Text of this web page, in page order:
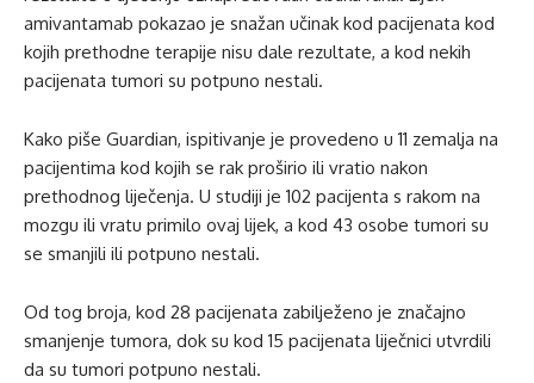
amivantamab pokazao je snažan učinak kod pacijenata kod
kojih prethodne terapije nisu dale rezultate, a kod nekih
pacijenata tumori su potpuno nestali.
Kako piše Guardian, ispitivanje je provedeno u 11 zemalja na
pacijentima kod kojih se rak proširio ili vratio nakon
prethodnog liječenja. U studiji je 102 pacijenta s rakom na
mozgu ili vratu primilo ovaj lijek, a kod 43 osobe tumori su
se smanjili ili potpuno nestali.
Od tog broja, kod 28 pacijenata zabilježeno je značajno
smanjenje tumora, dok su kod 15 pacijenata liječnici utvrdili
da su tumori potpuno nestali.